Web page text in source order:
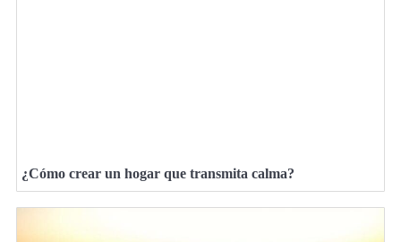
¿Cómo crear un hogar que transmita calma?